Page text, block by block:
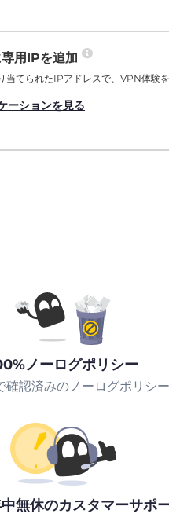
用IPを追加
当てられたIPアドレスで、VPN体験
ーションを見る
ノーログポリシー
確認済みのノーログポリシー
無休のカスタマーサポ